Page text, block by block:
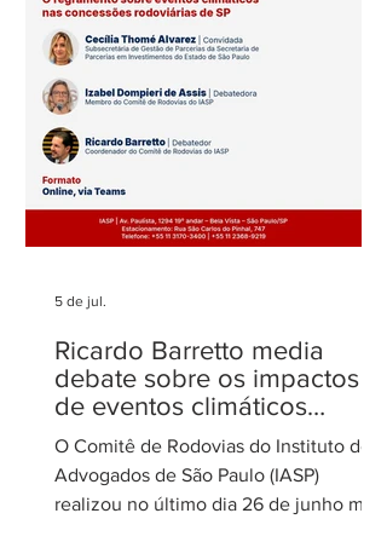
admirados
Ricardo Barretto media
debate sobre os impactos
de eventos climáticos
extremos nas concessões
de rodovias
O Comitê de Rodovias do Instituto dos
Advogados de São Paulo (IASP)
realizou no último dia 26 de junho mais
5 de jul.